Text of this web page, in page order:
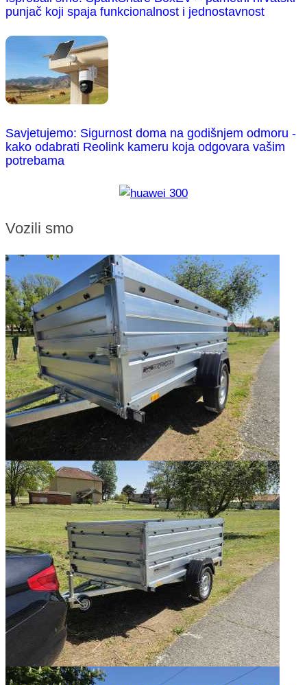
punjač koji spaja funkcionalnost i jednostavnost
Savjetujemo: Sigurnost doma na godišnjem odmoru -
kako odabrati Reolink kameru koja odgovara vašim
potrebama
Vozili smo